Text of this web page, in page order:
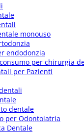
monouso
endodonzia
per chirurgia
per Pazienti
dentale
per Odontoiatria
Dentale